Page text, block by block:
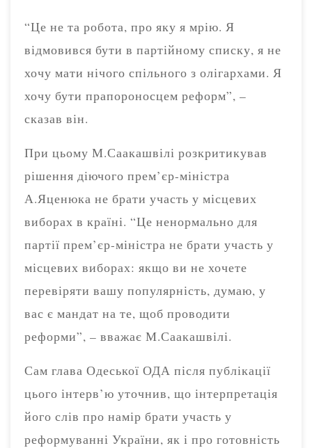
“Це не та робота, про яку я мрію. Я
відмовився бути в партійному списку, я не
хочу мати нічого спільного з олігархами. Я
хочу бути прапороносцем реформ”, –
сказав він.
При цьому М.Саакашвілі розкритикував
рішення діючого прем’єр-міністра
А.Яценюка не брати участь у місцевих
виборах в країні. “Це ненормально для
партії прем’єр-міністра не брати участь у
місцевих виборах: якщо ви не хочете
перевіряти вашу популярність, думаю, у
вас є мандат на те, щоб проводити
реформи”, – вважає М.Саакашвілі.
Сам глава Одеської ОДА після публікації
цього інтерв’ю уточнив, що інтерпретація
його слів про намір брати участь у
реформуванні України, як і про готовність